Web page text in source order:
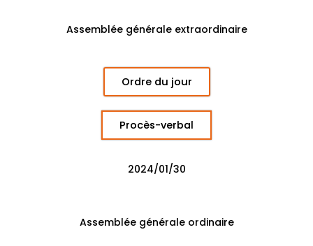
Assemblée générale extraordinaire
Ordre du jour
Procès-verbal
2024/01/30
Assemblée générale ordinaire